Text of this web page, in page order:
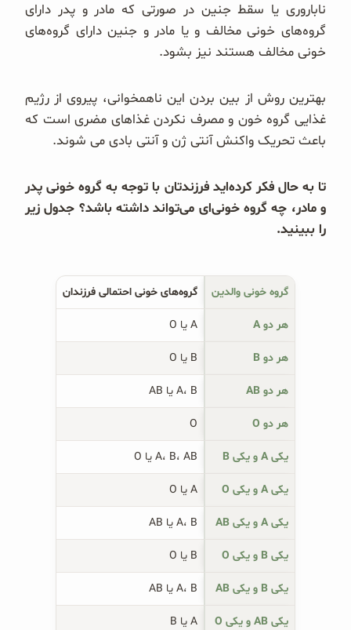
ناباروری یا سقط جنین در صورتی که مادر و پدر دارای
گروه‌های خونی مخالف و یا مادر و جنین دارای گروه‌های
خونی مخالف هستند نیز بشود.
بهترین روش از بین بردن این ناهمخوانی، پیروی از رژیم
غذایی گروه خون و مصرف نکردن غذاهای مضری است که
باعث تحریک واکنش آنتی ژن و آنتی بادی می شوند.
تا به حال فکر کرده‌اید فرزندتان با توجه به گروه خونی پدر
و مادر، چه گروه خونی‌ای می‌تواند داشته باشد؟ جدول زیر
را ببینید.
گروه خونی والدین گروه‌های خونی احتمالی فرزندان
هر دو A A یا O
هر دو B B یا O
هر دو AB A، B یا AB
هر دو O O
یکی A و یکی B A، B، AB یا O
یکی A و یکی O A یا O
یکی A و یکی AB A، B یا AB
یکی B و یکی O B یا O
یکی B و یکی AB A، B یا AB
یکی AB و یکی O A یا B